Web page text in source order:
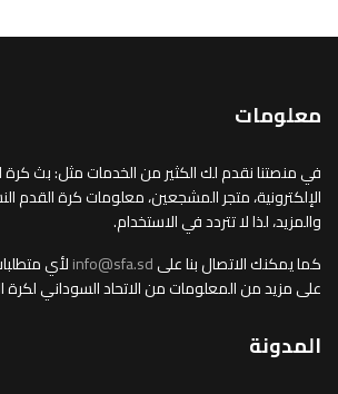
معلومات
في منصتنا نقدم لك الكثير من الخدمات مثل: بث كرة
الإلكترونية، متجر المشجعين، معلومات كرة القدم
والمزيد، لذا لا تتردد في الاستخدام.
كما يمكنك الاتصال بنا علىinfo@sfa.sdلأي
على مزيد من المعلومات من الاتحاد السوداني لكرة
المدونة